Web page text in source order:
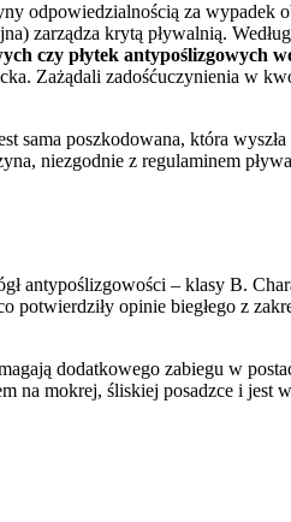
odpowiedzialnością za wypadek
zarządza krytą pływalnią.
czy płytek antypoślizgowych
Zażądali zadośćuczynienia w
sama poszkodowana, która wyszła
niezgodnie z regulaminem
antypoślizgowości – klasy B.
opinie biegłego z
dodatkowego zabiegu w
na mokrej, śliskiej posadzce i jest